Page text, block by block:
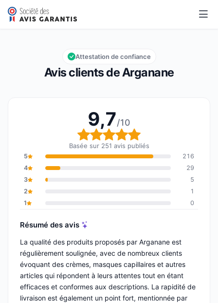
Arganane
Note globale : 9,7 sur 10
9,7/10
Avis clients de Arganane
Attestation de confiance
9,7/10
Note globale : 9,7 sur
Basée sur 251 avis publiés
5
216
4
29
3
5
2
1
1
0
Résumé des avis
La qualité des produits proposés par Arganane est
régulièrement soulignée, avec de nombreux clients
évoquant des crèmes, masques capillaires et autres
articles qui répondent à leurs attentes tout en étant
efficaces et conformes aux descriptions. La rapidité de
livraison est également un point fort, mentionnée par